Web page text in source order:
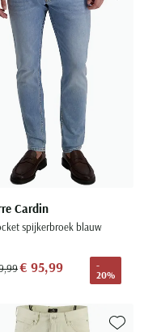
favorieten
Cardin
spijkerbroek blauw
€ 95,99
-
20%